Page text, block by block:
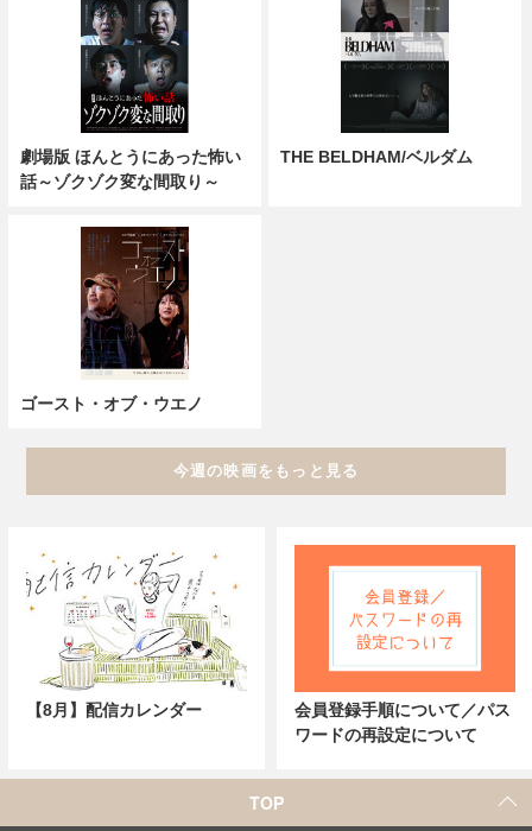
劇場版 ほんとうにあった怖い
話～ゾクゾク変な間取り～
THE BELDHAM/ベルダム
ゴースト・オブ・ウエノ
今週の映画をもっと見る
【8月】配信カレンダー
会員登録手順について／パス
ワードの再設定について
TOP